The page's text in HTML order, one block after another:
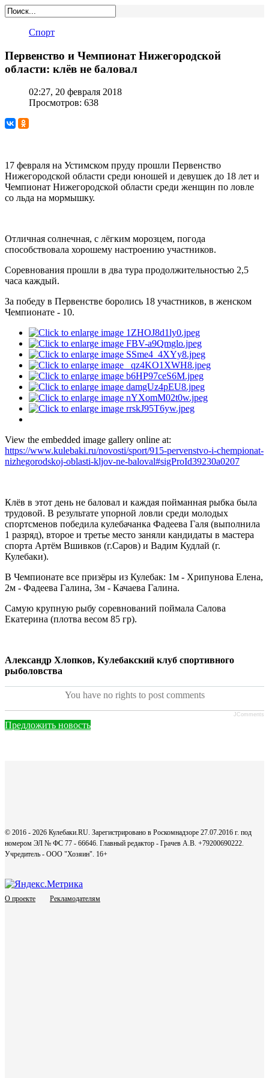
Спорт
Первенство и Чемпионат Нижегородской
области: клёв не баловал
02:27, 20 февраля 2018
Просмотров: 638
17 февраля на Устимском пруду прошли Первенство
Нижегородской области среди юношей и девушек до 18 лет и
Чемпионат Нижегородской области среди женщин по ловле
со льда на мормышку.
Отличная солнечная, с лёгким морозцем, погода
способствовала хорошему настроению участников.
Соревнования прошли в два тура продолжительностью 2,5
часа каждый.
За победу в Первенстве боролись 18 участников, в женском
Чемпионате - 10.
View the embedded image gallery online at:
https://www.kulebaki.ru/novosti/sport/915-pervenstvo-i-chempionat-
nizhegorodskoj-oblasti-kljov-ne-baloval#sigProId39230a0207
Клёв в этот день не баловал и каждая пойманная рыбка была
трудовой. В результате упорной ловли среди молодых
спортсменов победила кулебачанка Фадеева Галя (выполнила
1 разряд), второе и третье место заняли кандидаты в мастера
спорта Артём Вшивков (г.Саров) и Вадим Кудлай (г.
Кулебаки).
В Чемпионате все призёры из Кулебак: 1м - Хрипунова Елена,
2м - Фадеева Галина, 3м - Качаева Галина.
Самую крупную рыбу соревнований поймала Салова
Екатерина (плотва весом 85 гр).
Александр Хлопков, Кулебакский клуб спортивного
рыболовства
You have no rights to post comments
JComments
Предложить новость
© 2016 - 2026 Кулебаки.RU. Зарегистрировано в Роскомнадзоре 27.07.2016 г. под
номером ЭЛ № ФС 77 - 66646. Главный редактор - Грачев А.В. +79200690222.
Учредитель - ООО "Хозяин". 16+
О проекте Рекламодателям